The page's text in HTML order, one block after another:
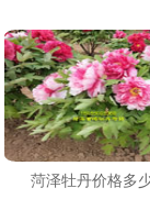
菏泽牡丹价格多